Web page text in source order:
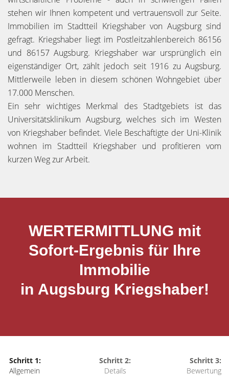
stehen wir Ihnen kompetent und vertrauensvoll zur Seite.
Immobilien im Stadtteil Kriegshaber von Augsburg sind
gefragt. Kriegshaber liegt im Postleitzahlenbereich 86156
und 86157 Augsburg. Kriegshaber war ursprünglich ein
eigenständiger Ort, zählt jedoch seit 1916 zu Augsburg.
Mittlerweile leben in diesem schönen Wohngebiet über
17.000 Menschen.
Ein sehr wichtiges Merkmal des Stadtgebiets ist das
Universitätsklinikum Augsburg, welches sich im Westen
von Kriegshaber befindet. Viele Beschäftigte der Uni-Klinik
wohnen im Stadtteil Kriegshaber und profitieren vom
kurzen Weg zur Arbeit.
WERTERMITTLUNG mit
Sofort-Ergebnis für Ihre
Immobilie
in Augsburg Kriegshaber!
Schritt 1:
Allgemein
Schritt 2:
Details
Schritt 3:
Bewertung